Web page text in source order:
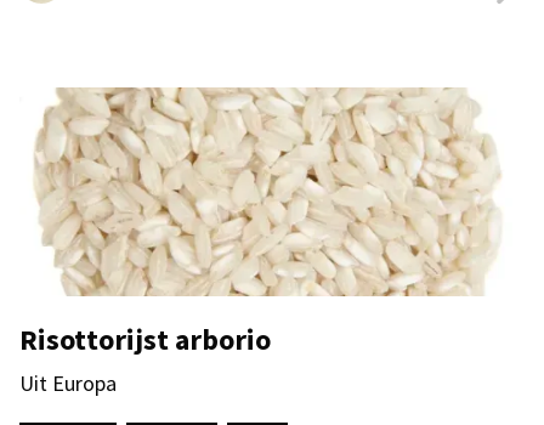
Risottorijst arborio
Uit Europa